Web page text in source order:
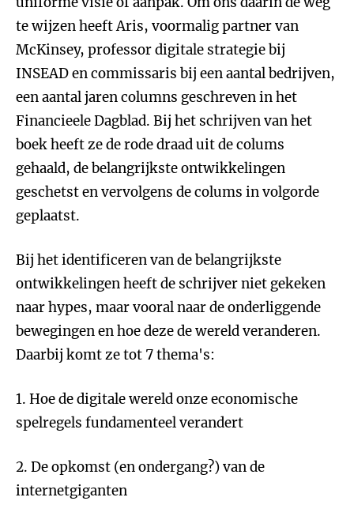
te wijzen heeft Aris, voormalig partner van
McKinsey, professor digitale strategie bij
INSEAD en commissaris bij een aantal bedrijven,
een aantal jaren columns geschreven in het
Financieele Dagblad. Bij het schrijven van het
boek heeft ze de rode draad uit de colums
gehaald, de belangrijkste ontwikkelingen
geschetst en vervolgens de colums in volgorde
geplaatst.
Bij het identificeren van de belangrijkste
ontwikkelingen heeft de schrijver niet gekeken
naar hypes, maar vooral naar de onderliggende
bewegingen en hoe deze de wereld veranderen.
Daarbij komt ze tot 7 thema's:
1. Hoe de digitale wereld onze economische
spelregels fundamenteel verandert
2. De opkomst (en ondergang?) van de
internetgiganten